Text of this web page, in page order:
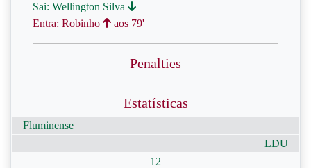
Sai: Wellington Silva
Entra: Robinho
aos 79'
Penalties
Estatísticas
Fluminense
LDU
12